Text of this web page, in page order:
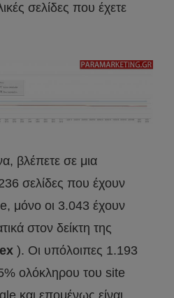
σελίδες που έχετε
βλέπετε σε μια
σελίδες που έχουν
μόνο οι 3.043 έχουν
στον δείκτη της
). Οι υπόλοιπες 1.193
ολόκληρου του site